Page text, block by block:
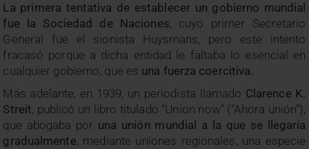
La primera tentativa de establecer un gobierno mundial
fue la Sociedad de Naciones, cuyo primer Secretario
General fue el sionista Huysmans, pero este intento
fracasó porque a dicha entidad le faltaba lo esencial en
cualquier gobierno, que es una fuerza coercitiva.
Más adelante, en 1939, un periodista llamado Clarence K.
Streit, publicó un libro titulado “Union now” (“Ahora unión”),
que abogaba por una unión mundial a la que se llegaría
gradualmente, mediante uniones regionales, una especie